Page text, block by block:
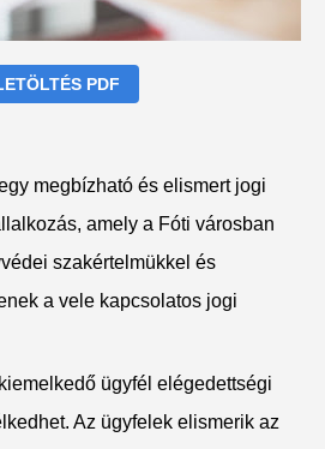
PDF
megbízható és elismert jogi
amely a Fóti városban
szakértelmükkel és
a vele kapcsolatos jogi
ügyfél elégedettségi
Az ügyfelek elismerik az